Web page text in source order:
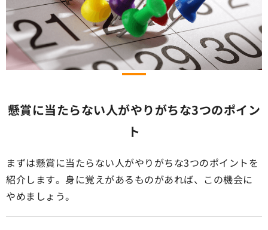
懸賞に当たらない人がやりがちな3つのポイン
ト
まずは懸賞に当たらない人がやりがちな3つのポイントを
紹介します。身に覚えがあるものがあれば、この機会に
やめましょう。